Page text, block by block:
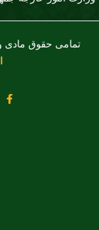
تمامی حقوق مادی